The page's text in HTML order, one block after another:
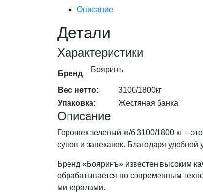
Бояринъ
кор)
(20%),
шт
количество
Описание
Детали
Характеристики
Бренд Бояринъ
Вес нетто:
3100/1800кг
Упаковка:
Жестяная банка
Описание
Горошек зеленый ж/б 3100/1800 кг –
супов и запеканок. Благодаря
Бренд «Бояринъ» известен высоким
обрабатывается по современным
минералами.